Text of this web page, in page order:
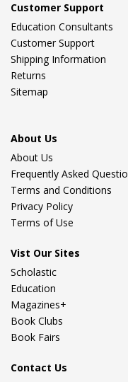
Customer Support
Education Consultants
Customer Support
Shipping Information
Returns
Sitemap
About Us
About Us
Frequently Asked
Terms and Conditions
Privacy Policy
Terms of Use
Vist Our Sites
Scholastic
Education
Magazines+
Book Clubs
Book Fairs
Contact Us